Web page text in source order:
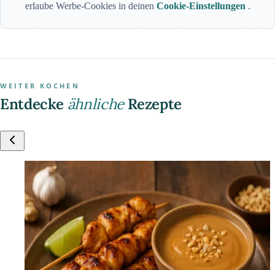
erlaube Werbe-Cookies in deinen Cookie-Einstellungen .
WEITER KOCHEN
Entdecke ähnlicheRezepte